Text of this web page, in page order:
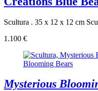
Scultura . 35 x 12 x 12 cm
1.100 €
Mysterious